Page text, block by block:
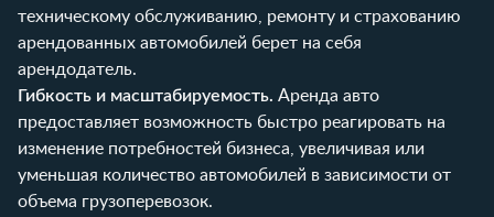
техническому обслуживанию, ремонту и страхованию
арендованных автомобилей берет на себя
арендодатель.
Гибкость и масштабируемость. Аренда авто
предоставляет возможность быстро реагировать на
изменение потребностей бизнеса, увеличивая или
уменьшая количество автомобилей в зависимости от
объема грузоперевозок.